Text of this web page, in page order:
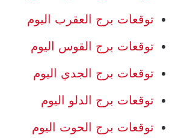
توقعات برج العقرب اليوم
توقعات برج القوس اليوم
توقعات برج الجدي اليوم
توقعات برج الدلو اليوم
توقعات برج الحوت اليوم